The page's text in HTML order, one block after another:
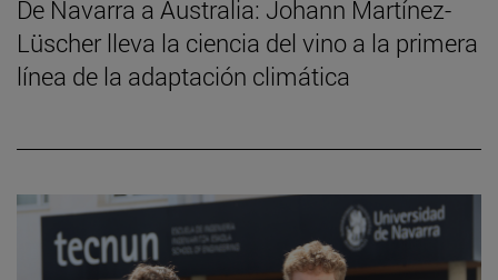
De Navarra a Australia: Johann Martínez-
Lüscher lleva la ciencia del vino a la primera
línea de la adaptación climática